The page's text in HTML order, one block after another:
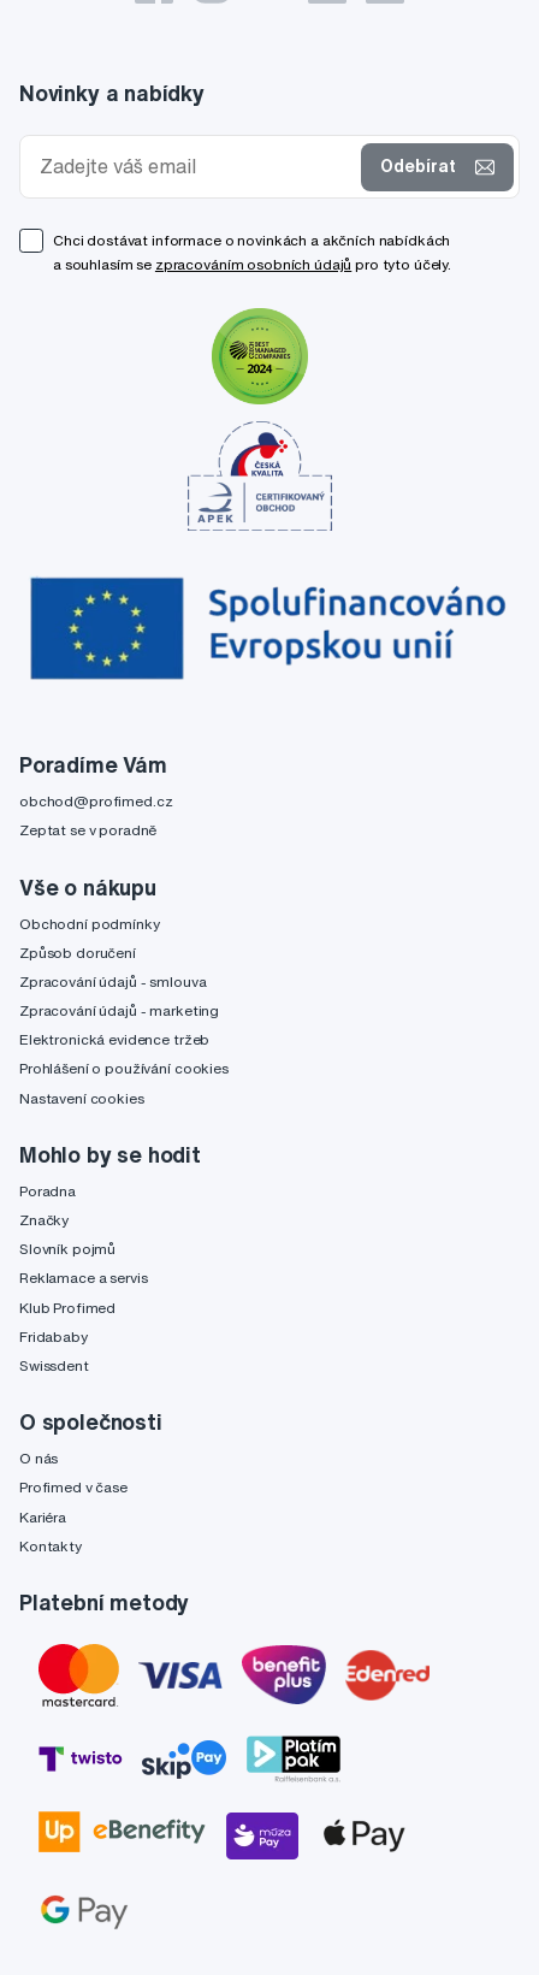
Poradíme Vám
obchod@profimed.cz
Zeptat se v poradně
Vše o nákupu
Obchodní podmínky
Způsob doručení
Zpracování údajů - smlouva
Zpracování údajů - marketing
Elektronická evidence tržeb
Prohlášení o používání cookies
Nastavení cookies
Mohlo by se hodit
Poradna
Značky
Slovník pojmů
Reklamace a servis
Klub Profimed
Fridababy
Swissdent
O společnosti
O nás
Profimed v čase
Kariéra
Kontakty
Platební metody
Novinky a nabídky
Odebírat
Chci dostávat informace o novinkách a akčních nabídkách
a souhlasím se zpracováním osobních údajů pro tyto účely.